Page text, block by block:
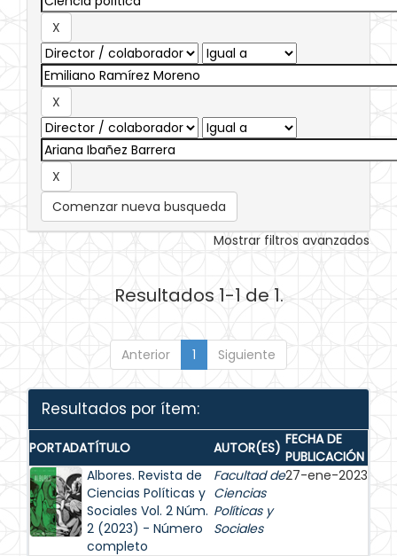
Comenzar nueva busqueda
Mostrar filtros avanzados
Resultados 1-1 de 1.
Anterior 1 Siguiente
Resultados por ítem:
PORTADATÍTULO AUTOR(ES) FECHA DE
PUBLICACIÓN
Albores. Revista de
Ciencias Políticas y
Sociales Vol. 2 Núm.
2 (2023) - Número
completo
Facultad de
Ciencias
Políticas y
Sociales
27-ene-2023